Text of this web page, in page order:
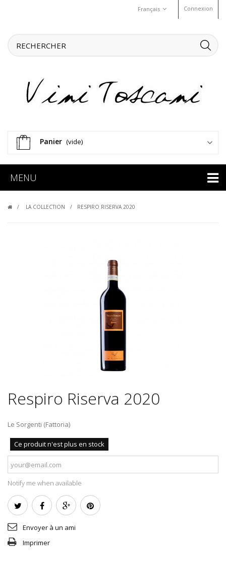
Connexion
Français
Panier (vide)
MENU
LA COLLECTION RESPIRO RISERVA 2020
Respiro Riserva 2020
Le Sorgenti (Fattoria)
Ce produit n'est plus en stock
Notify me when available
Envoyer à un ami
Imprimer